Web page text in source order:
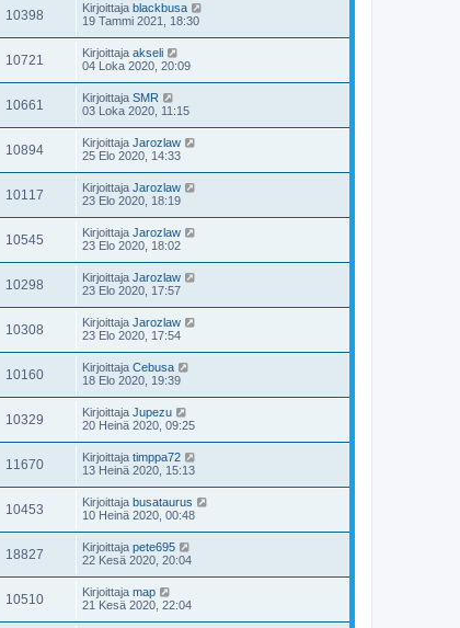
10398 Kirjoittaja blackbusa
19 Tammi 2021, 18:30
10721 Kirjoittaja akseli
04 Loka 2020, 20:09
10661 Kirjoittaja SMR
03 Loka 2020, 11:15
10894 Kirjoittaja Jarozlaw
25 Elo 2020, 14:33
10117 Kirjoittaja Jarozlaw
23 Elo 2020, 18:19
10545 Kirjoittaja Jarozlaw
23 Elo 2020, 18:02
10298 Kirjoittaja Jarozlaw
23 Elo 2020, 17:57
10308 Kirjoittaja Jarozlaw
23 Elo 2020, 17:54
10160 Kirjoittaja Cebusa
18 Elo 2020, 19:39
10329 Kirjoittaja Jupezu
20 Heinä 2020, 09:25
11670 Kirjoittaja timppa72
13 Heinä 2020, 15:13
10453 Kirjoittaja busataurus
10 Heinä 2020, 00:48
18827 Kirjoittaja pete695
22 Kesä 2020, 20:04
10510 Kirjoittaja map
21 Kesä 2020, 22:04